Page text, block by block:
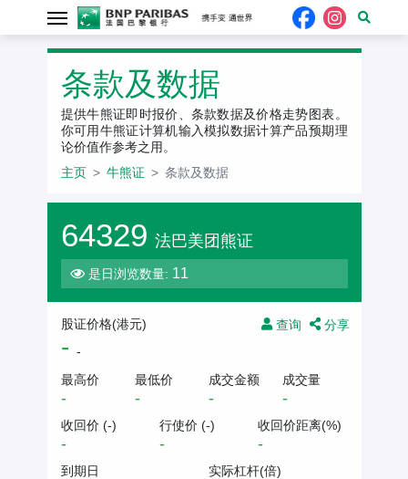
条款及数据
提供牛熊证即时报价、条款数据及价格走势图表。
你可用牛熊证计算机输入模拟数据计算产品预期理
论价值作参考之用。
主页
牛熊证 条款及数据
64329 法巴美团熊证
是日浏览数量: 11
查询 分享
股证价格(港元)
- -
最高价
-
最低价
-
成交金额
-
成交量
-
收回价 (-)
-
行使价 (-)
-
收回价距离(%)
-
到期日 实际杠杆(倍)